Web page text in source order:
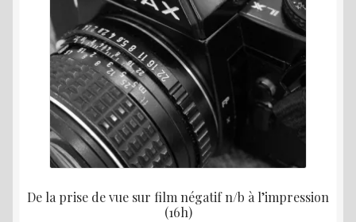
choisies
sur
du
produit
De la prise de vue sur film négatif n/b à l’impression
(16h)